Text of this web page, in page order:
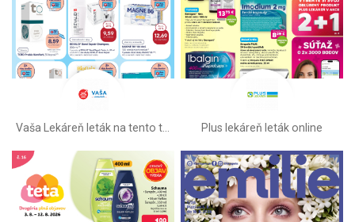
Plus lekáreň leták online